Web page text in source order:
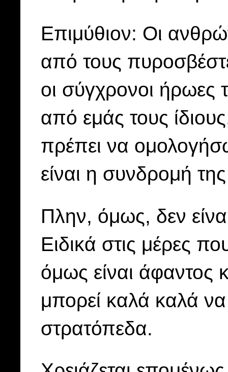
Επιμύθιον: Οι
από τους
οι σύγχρονοι ήρωες
από εμάς τους
πρέπει να
είναι η συνδρομή
Πλην, όμως, δεν
Ειδικά στις μέρες
όμως είναι άφαντος
μπορεί καλά καλά να
στρατόπεδα.